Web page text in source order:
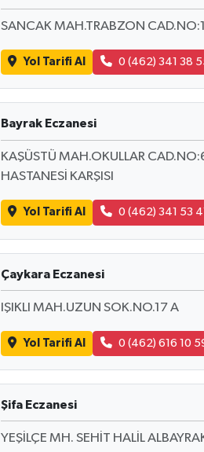
SANCAK MAH.TRABZON
Yol Tarifi Al 0 (462) 341 38
Bayrak Eczanesi
KAŞÜSTÜ MAH.OKULLAR
HASTANESİ KARŞISI
Yol Tarifi Al 0 (462) 341 53
Çaykara Eczanesi
IŞIKLI MAH.UZUN SOK.NO.17 A
Yol Tarifi Al 0 (462) 616 10
Şifa Eczanesi
YEŞİLÇE MH. SEHİT HALİL